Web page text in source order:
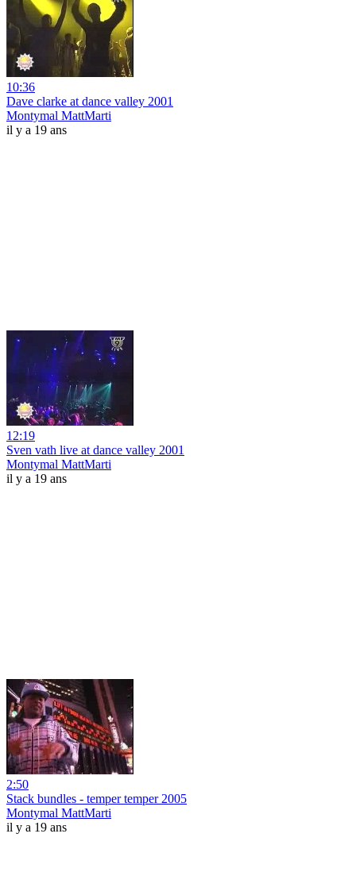
10:36
Dave clarke at dance valley 2001
Montymal MattMarti
il y a 19 ans
12:19
Sven vath live at dance valley 2001
Montymal MattMarti
il y a 19 ans
2:50
Stack bundles - temper temper 2005
Montymal MattMarti
il y a 19 ans